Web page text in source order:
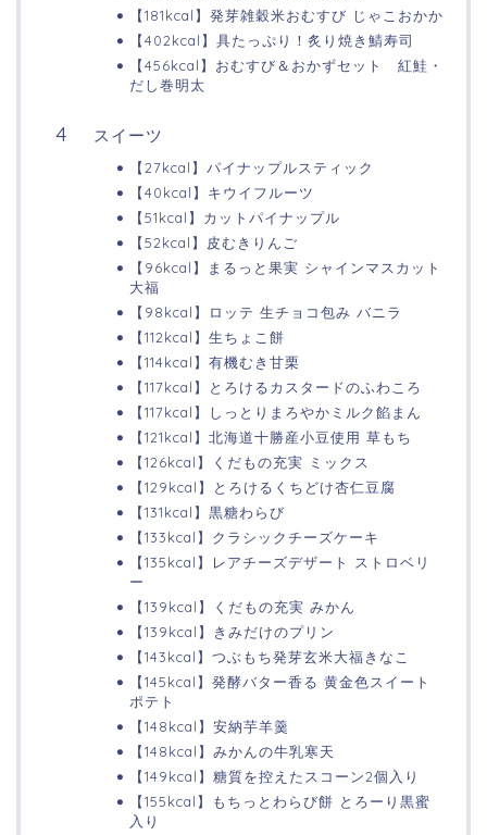
【181kcal】発芽雑穀米おむすび じゃこおかか
【402kcal】具たっぷり！炙り焼き鯖寿司
【456kcal】おむすび＆おかずセット 紅鮭・
だし巻明太
スイーツ
【27kcal】パイナップルスティック
【40kcal】キウイフルーツ
【51kcal】カットパイナップル
【52kcal】皮むきりんご
【96kcal】まるっと果実 シャインマスカット
大福
【98kcal】ロッテ 生チョコ包み バニラ
【112kcal】生ちょこ餅
【114kcal】有機むき甘栗
【117kcal】とろけるカスタードのふわころ
【117kcal】しっとりまろやかミルク餡まん
【121kcal】北海道十勝産小豆使用 草もち
【126kcal】くだもの充実 ミックス
【129kcal】とろけるくちどけ杏仁豆腐
【131kcal】黒糖わらび
【133kcal】クラシックチーズケーキ
【135kcal】レアチーズデザート ストロベリ
ー
【139kcal】くだもの充実 みかん
【139kcal】きみだけのプリン
【143kcal】つぶもち発芽玄米大福きなこ
【145kcal】発酵バター香る 黄金色スイート
ポテト
【148kcal】安納芋羊羹
【148kcal】みかんの牛乳寒天
【149kcal】糖質を控えたスコーン2個入り
【155kcal】もちっとわらび餅 とろーり黒蜜
入り